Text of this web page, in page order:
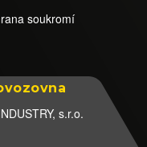
soukromí
s.r.o.